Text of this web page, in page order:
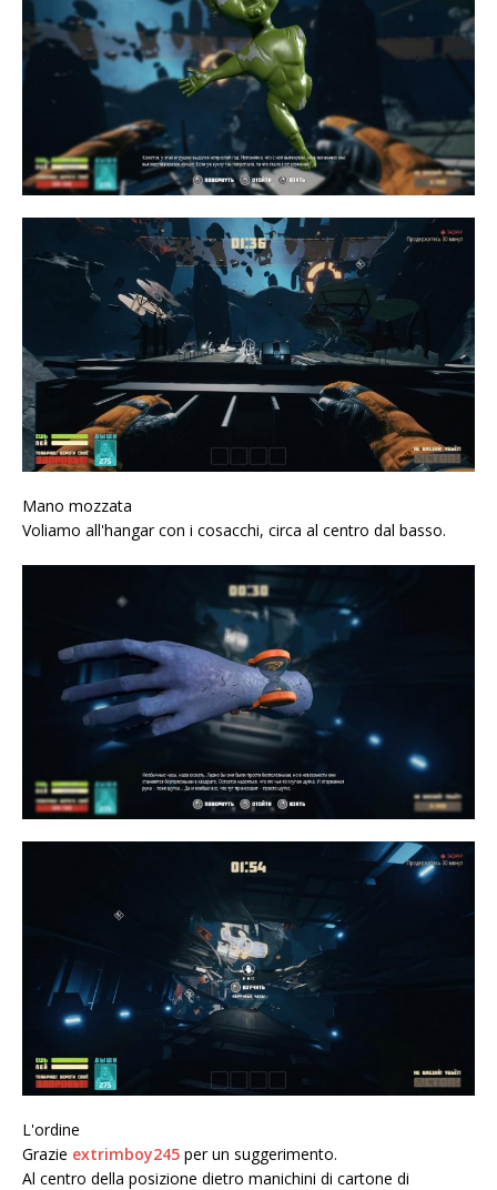
Mano mozzata
Voliamo all'hangar con i cosacchi, circa al centro dal basso.
L'ordine
Grazie extrimboy245 per un suggerimento.
Al centro della posizione dietro manichini di cartone di